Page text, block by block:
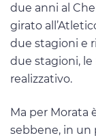
due anni al
girato
due stagioni e
due stagioni,
realizzativo.
Ma per Morata
sebbene, in un